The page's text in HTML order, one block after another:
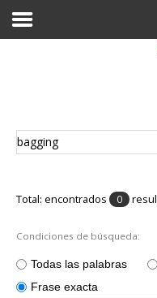
Total: encontrados 0
Condiciones de búsqueda:
Todas las palabras
Frase exacta